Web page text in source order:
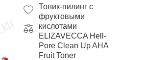
Тоник-пилинг с
фруктовыми
кислотами
ELIZAVECCA Hell-
Pore Clean Up AHA
Fruit Toner